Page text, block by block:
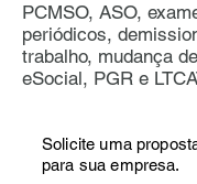
PCMSO, ASO,
periódicos,
trabalho, mudança
eSocial, PGR e
Solicite uma
para sua empresa.